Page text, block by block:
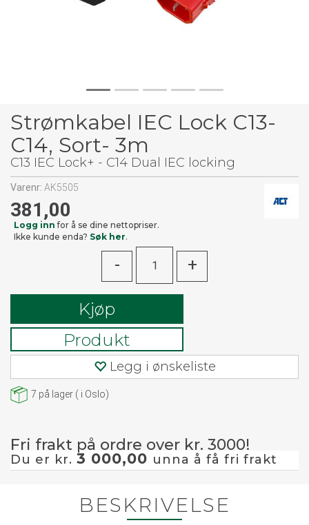
Strømkabel IEC Lock C13-
C14, Sort- 3m
C13 IEC Lock+ - C14 Dual IEC locking
Varenr: AK5505
381,00
Logg inn for å se dine nettopriser.
Ikke kunde enda? Søk her.
- +
Kjøp
Produkt
Legg i ønskeliste
7 på lager ( i Oslo)
Fri frakt på ordre over kr. 3000!
Du er kr. 3 000,00 unna å få fri frakt
BESKRIVELSE